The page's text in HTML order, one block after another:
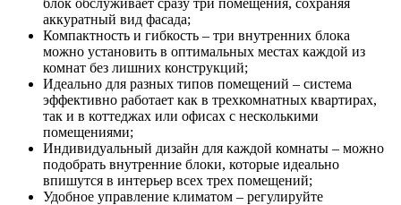
блок обслуживает сразу три помещения, сохраняя
аккуратный вид фасада;
Компактность и гибкость – три внутренних блока
можно установить в оптимальных местах каждой из
комнат без лишних конструкций;
Идеально для разных типов помещений – система
эффективно работает как в трехкомнатных квартирах,
так и в коттеджах или офисах с несколькими
помещениями;
Индивидуальный дизайн для каждой комнаты – можно
подобрать внутренние блоки, которые идеально
впишутся в интерьер всех трех помещений;
Удобное управление климатом – регулируйте